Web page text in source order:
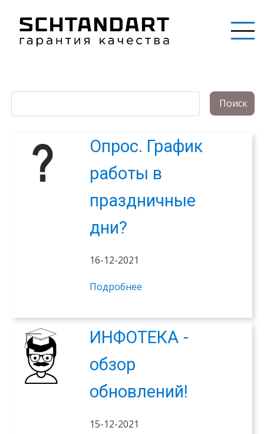
основному
Опрос. График
работы в
праздничные
дни?
16-12-2021
Подробнее
ИНФОТЕКА -
обзор
обновлений!
15-12-2021